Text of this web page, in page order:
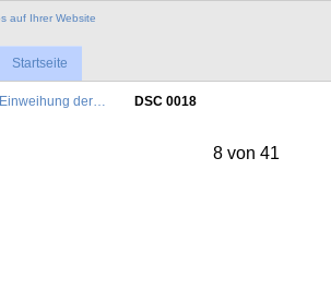
Startseite
Einweihung der… DSC 0018
8 von 41